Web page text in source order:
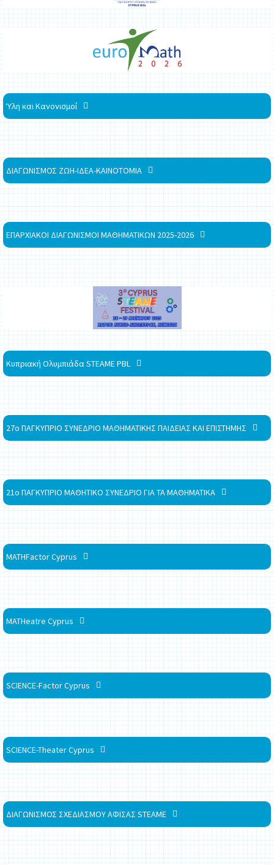
Ύλη και Κανονισμοί
ΔΙΑΓΩΝΙΣΜΟΣ ΖΩΗ-ΙΔΕΑ-ΚΑΙΝΟΤΟΜΙΑ
ΕΠΑΡΧΙΑΚΟΙ ΔΙΑΓΩΝΙΣΜΟΙ ΜΑΘΗΜΑΤΙΚΩΝ 2025-2026
Κυπριακή Ολυμπιάδα STEAME PBL
27ο ΠΑΓΚΥΠΡΙΟ ΣΥΝΕΔΡΙΟ ΜΑΘΗΜΑΤΙΚΗΣ ΠΑΙΔΕΙΑΣ ΚΑΙ ΕΠΙΣΤΗΜΗΣ
21ο ΠΑΓΚΥΠΡΙΟ ΜΑΘΗΤΙΚΟ ΣΥΝΕΔΡΙΟ ΓΙΑ ΤΑ ΜΑΘΗΜΑΤΙΚΑ
MATHFactor Cyprus
MATHeatre Cyprus
SCIENCE-Factor Cyprus
SCIENCE-Theater Cyprus
ΔΙΑΓΩΝΙΣΜΟΣ ΣΧΕΔΙΑΣΜΟΥ ΑΦΙΣΑΣ STEAME